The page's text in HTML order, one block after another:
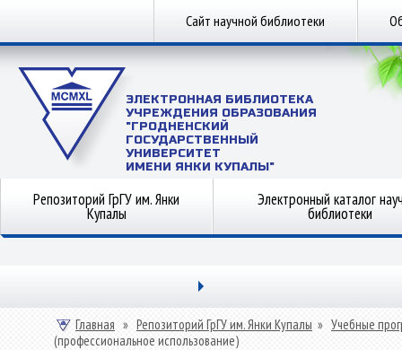
Сайт научной библиотеки
ЭЛЕКТРОННАЯ БИБЛИОТЕКА
УЧРЕЖДЕНИЯ ОБРАЗОВАНИЯ
"ГРОДНЕНСКИЙ
ГОСУДАРСТВЕННЫЙ
УНИВЕРСИТЕТ
ИМЕНИ ЯНКИ КУПАЛЫ"
Репозиторий ГрГУ им. Янки
Купалы
Электронный каталог
библиотеки
Главная » Репозиторий ГрГУ им. Янки Купалы » Учебные
(профессиональное использование)